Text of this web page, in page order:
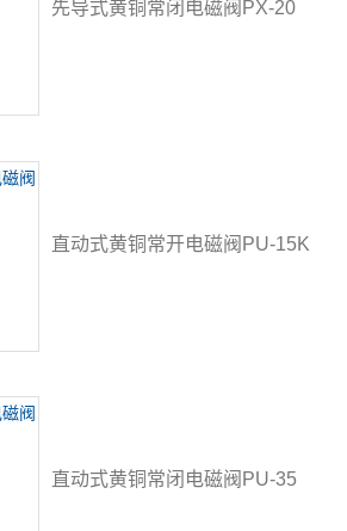
先导式黄铜常闭电磁阀PX-20
直动式黄铜常开电磁阀PU-15K
直动式黄铜常闭电磁阀PU-35